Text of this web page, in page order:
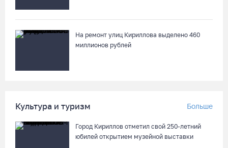
Шумоэкран на Белозерском шоссе в Вологде превратили в
космическую галерею
В Вологде две сестры из-за замены домофона перевели
На ремонт улиц Кириллова выделено 460
миллионов рублей
Культура и туризм Больше
Город Кириллов отметил свой 250-летний
юбилей открытием музейной выставки